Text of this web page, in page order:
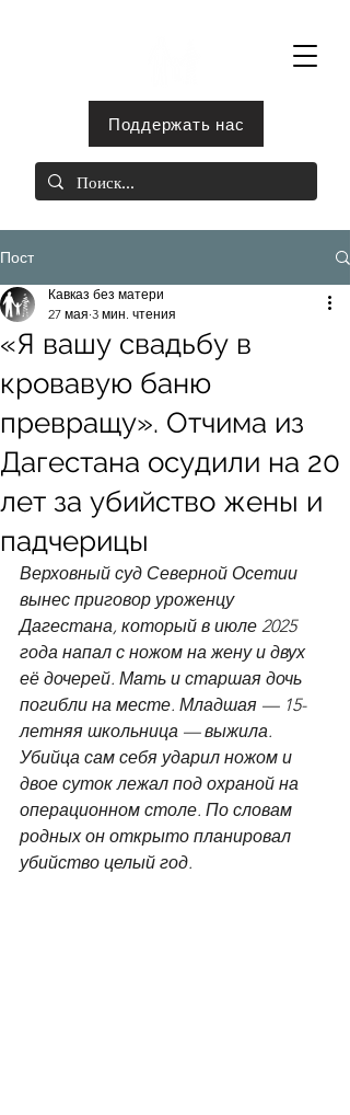
Поддержать нас
Пост
«Я вашу свадьбу в
кровавую баню
превращу». Отчима из
Дагестана осудили на 20
лет за убийство жены и
падчерицы
Кавказ без матери
27 мая 3 мин. чтения
Верховный суд Северной Осетии
вынес приговор уроженцу
Дагестана, который в июле 2025
года напал с ножом на жену и двух
её дочерей. Мать и старшая дочь
погибли на месте. Младшая — 15-
летняя школьница — выжила.
Убийца сам себя ударил ножом и
двое суток лежал под охраной на
операционном столе. По словам
родных он открыто планировал
убийство целый год.